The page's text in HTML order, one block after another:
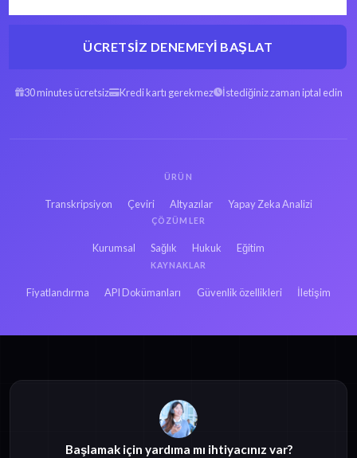
ÜCRETSIZ DENEMEYI BAŞLAT
30 minutes ücretsiz Kredi kartı gerekmez İstediğiniz zaman iptal edin
ÜRÜN
Transkripsiyon Çeviri Altyazılar Yapay Zeka Analizi
ÇÖZÜMLER
Kurumsal Sağlık Hukuk Eğitim
KAYNAKLAR
Fiyatlandırma API Dokümanları Güvenlik özellikleri İletişim
Başlamak için yardıma mı ihtiyacınız var?